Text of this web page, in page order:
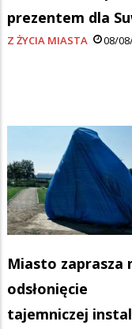
prezentem dla
Z ŻYCIA MIASTA 08/
Miasto zaprasza
odsłonięcie
tajemniczej